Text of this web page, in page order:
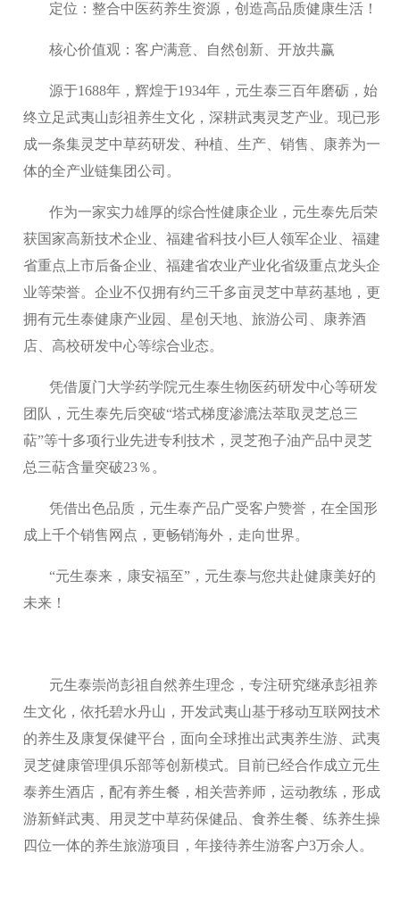
定位：整合中医药养生资源，创造高品质健康生活！
核心价值观：客户满意、自然创新、开放共赢
源于1688年，辉煌于1934年，元生泰三百年磨砺，始
终立足武夷山彭祖养生文化，深耕武夷灵芝产业。现已形
成一条集灵芝中草药研发、种植、生产、销售、康养为一
体的全产业链集团公司。
作为一家实力雄厚的综合性健康企业，元生泰先后荣
获国家高新技术企业、福建省科技小巨人领军企业、福建
省重点上市后备企业、福建省农业产业化省级重点龙头企
业等荣誉。企业不仅拥有约三千多亩灵芝中草药基地，更
拥有元生泰健康产业园、星创天地、旅游公司、康养酒
店、高校研发中心等综合业态。
凭借厦门大学药学院元生泰生物医药研发中心等研发
团队，元生泰先后突破“塔式梯度渗漉法萃取灵芝总三
萜”等十多项行业先进专利技术，灵芝孢子油产品中灵芝
总三萜含量突破23％。
凭借出色品质，元生泰产品广受客户赞誉，在全国形
成上千个销售网点，更畅销海外，走向世界。
“元生泰来，康安福至”，元生泰与您共赴健康美好的
未来！
元生泰崇尚彭祖自然养生理念，专注研究继承彭祖养
生文化，依托碧水丹山，开发武夷山基于移动互联网技术
的养生及康复保健平台，面向全球推出武夷养生游、武夷
灵芝健康管理俱乐部等创新模式。目前已经合作成立元生
泰养生酒店，配有养生餐，相关营养师，运动教练，形成
游新鲜武夷、用灵芝中草药保健品、食养生餐、练养生操
四位一体的养生旅游项目，年接待养生游客户3万余人。